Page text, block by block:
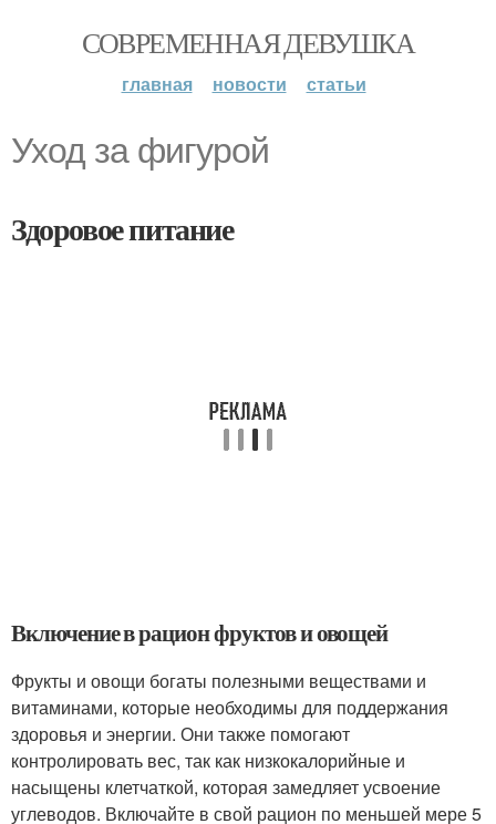
СОВРЕМЕННАЯ ДЕВУШКА
главная новости статьи
Уход за фигурой
Здоровое питание
Включение в рацион фруктов и овощей
Фрукты и овощи богаты полезными веществами и
витаминами, которые необходимы для поддержания
здоровья и энергии. Они также помогают
контролировать вес, так как низкокалорийные и
насыщены клетчаткой, которая замедляет усвоение
углеводов. Включайте в свой рацион по меньшей мере 5